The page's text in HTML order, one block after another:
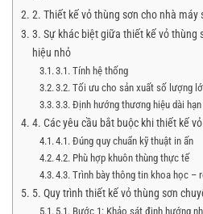
2. Thiết kế vỏ thùng sơn cho nhà máy
3. Sự khác biệt giữa thiết kế vỏ thùng
hiệu nhỏ
3.1. Tính hệ thống
3.2. Tối ưu cho sản xuất số lượng
3.3. Định hướng thương hiệu dài hạn
4. Các yêu cầu bắt buộc khi thiết kế
4.1. Đúng quy chuẩn kỹ thuật in ấn
4.2. Phù hợp khuôn thùng thực tế
4.3. Trình bày thông tin khoa học –
5. Quy trình thiết kế vỏ thùng sơn
5.1. Bước 1: Khảo sát định hướng